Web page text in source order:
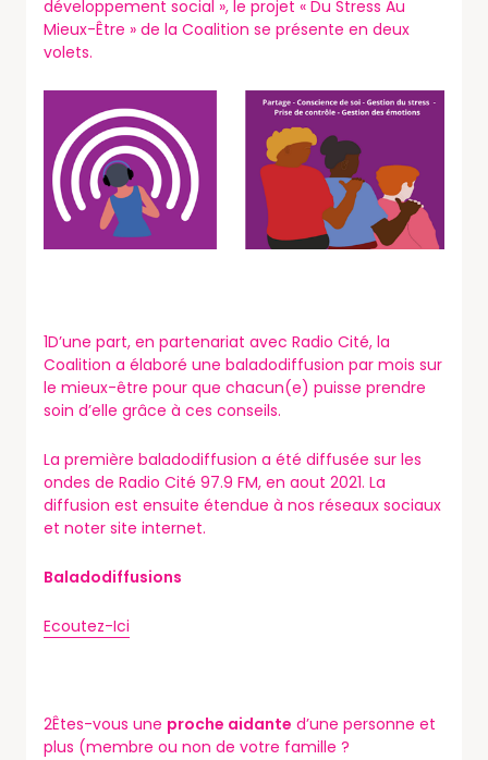
développement social », le projet « Du Stress Au
Mieux-Être » de la Coalition se présente en deux
volets.
1D’une part, en partenariat avec Radio Cité, la
Coalition a élaboré une baladodiffusion par mois sur
le mieux-être pour que chacun(e) puisse prendre
soin d’elle grâce à ces conseils.
La première baladodiffusion a été diffusée sur les
ondes de Radio Cité 97.9 FM, en aout 2021. La
diffusion est ensuite étendue à nos réseaux sociaux
et noter site internet.
Baladodiffusions
Ecoutez-Ici
2Êtes-vous une proche aidante d’une personne et
plus (membre ou non de votre famille ?